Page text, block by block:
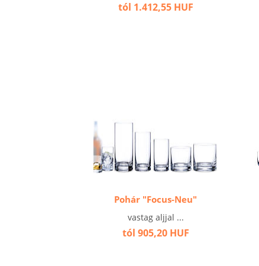
tól 1.412,55 HUF
Pohár "Focus-Neu"
vastag aljjal ...
tól 905,20 HUF